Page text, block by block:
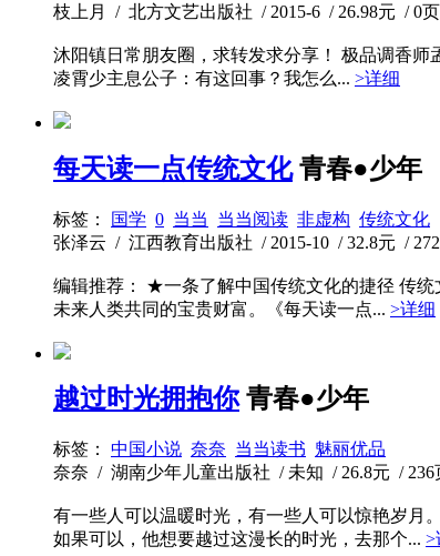
枝上月 / 北方文艺出版社 / 2015-6 / 26.98元 / 0页
沐阳镇日常朋友圈，求转发求分享！ 极品调香师
凌霄少主息公子：有这回事？我怎么... >详细
每天读一点传统文化 青春●少年
标签： 国学 0 当当 当当阅读 非虚构 传统文化
张泽云 / 江西教育出版社 / 2015-10 / 32.8元 /
编辑推荐： ★一条了解中国传统文化的捷径 传
未来人类共同的宝贵财富。《每天读一点... >详细
越过时光拥抱你 青春●少年
标签： 中国小说 奈奈 当当读书 魅丽优品
奈奈 / 湖南少年儿童出版社 / 未知 / 26.8元 / 236
有一些人可以温暖时光，有一些人可以惊艳岁月
如果可以，他想要越过这漫长的时光，去那个... >